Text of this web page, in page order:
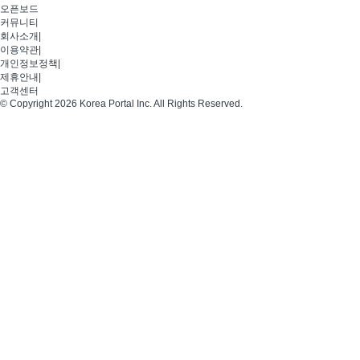
오픈보드
커뮤니티
회사소개
이용약관
개인정보정책
제휴안내
고객센터
© Copyright 2026 Korea Portal Inc. All Rights Reserved.